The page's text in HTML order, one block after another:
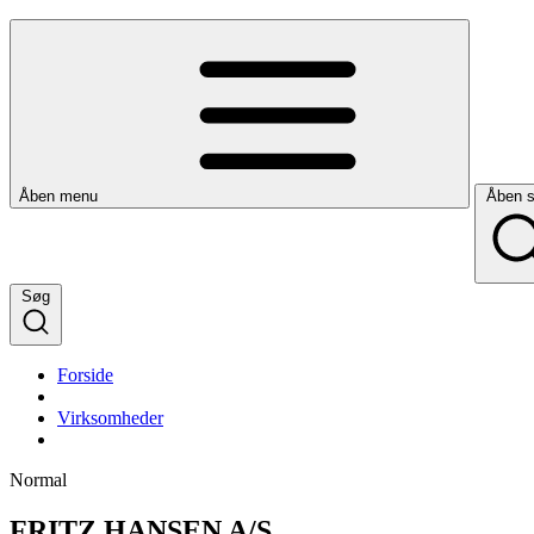
Åben menu Åben
Søg
Forside
Virksomheder
Normal